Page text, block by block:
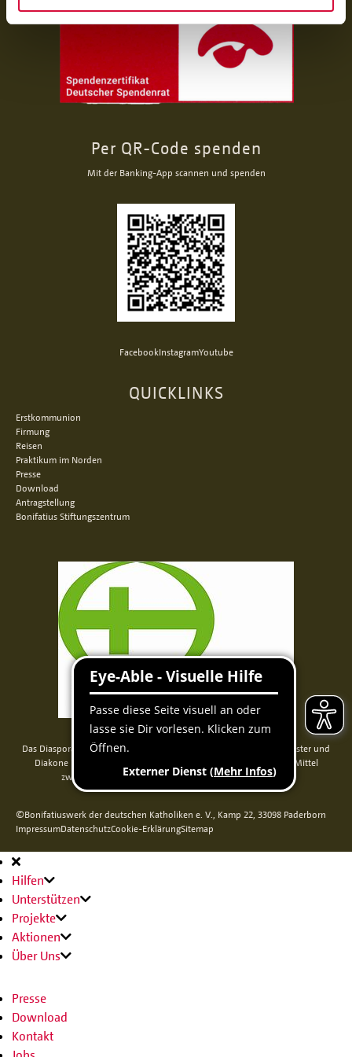
Per QR-Code spenden
Mit der Banking-App scannen und spenden
FacebookInstagramYoutube
QUICKLINKS
Erstkommunion
Firmung
Reisen
Praktikum im Norden
Presse
Download
Antragstellung
Bonifatius Stiftungszentrum
Das Diaspora-Kommissariat der deutschen Bischöfe unterstützt Priester und
Diakone in Nord-, Mittel- und Osteuropa. Seit 2014 werden die Mittel
zweckgebunden über das Bonifatiuswerk weitergeleitet.
©Bonifatiuswerk der deutschen Katholiken e. V., Kamp 22, 33098 Paderborn
ImpressumDatenschutzCookie-ErklärungSitemap
Hauptnavigation
Hilfen
Unterstützen
Projekte
Aktionen
Über Uns
Presse
Download
Kontakt